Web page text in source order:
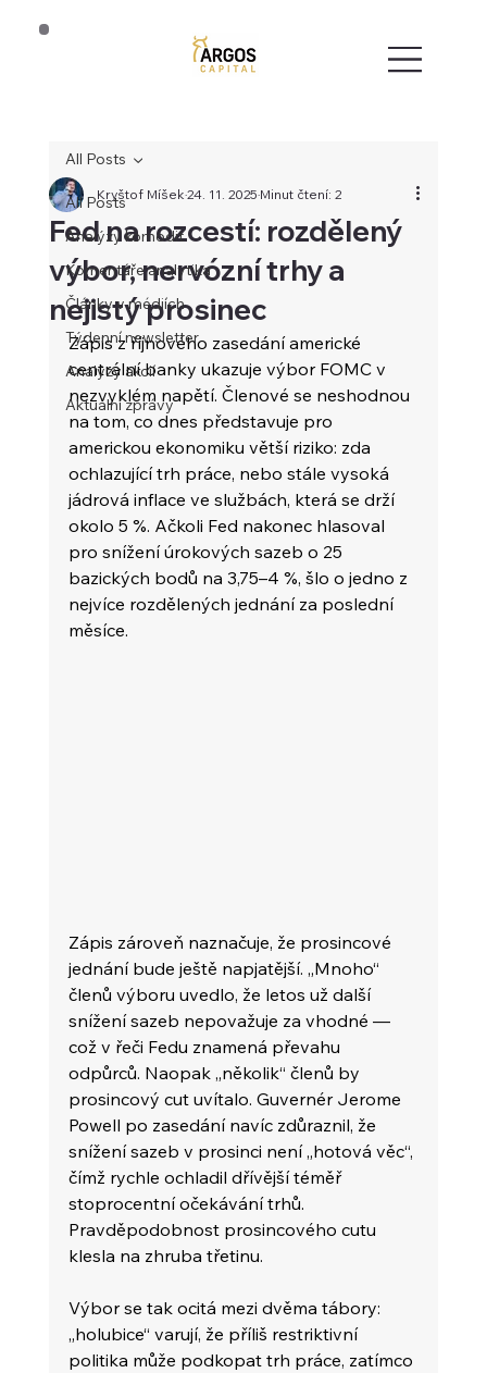
All Posts
Analýzy komodit
Komentáře analytika
Články v médiích
Týdenní newsletter
Analýzy akcií
Aktuální zprávy
All Posts
Fed na rozcestí: rozdělený
výbor, nervózní trhy a
nejistý prosinec
Kryštof Míšek24. 11. 2025Minut čtení: 2
Zápis z říjnového zasedání americké
centrální banky ukazuje výbor FOMC v
nezvyklém napětí. Členové se neshodnou
na tom, co dnes představuje pro
americkou ekonomiku větší riziko: zda
ochlazující trh práce, nebo stále vysoká
jádrová inflace ve službách, která se drží
okolo 5 %. Ačkoli Fed nakonec hlasoval
pro snížení úrokových sazeb o 25
bazických bodů na 3,75–4 %, šlo o jedno z
nejvíce rozdělených jednání za poslední
měsíce.
Zápis zároveň naznačuje, že prosincové
jednání bude ještě napjatější. „Mnoho“
členů výboru uvedlo, že letos už další
snížení sazeb nepovažuje za vhodné —
což v řeči Fedu znamená převahu
odpůrců. Naopak „několik“ členů by
prosincový cut uvítalo. Guvernér Jerome
Powell po zasedání navíc zdůraznil, že
snížení sazeb v prosinci není „hotová věc“,
čímž rychle ochladil dřívější téměř
stoprocentní očekávání trhů.
Pravděpodobnost prosincového cutu
klesla na zhruba třetinu.
Výbor se tak ocitá mezi dvěma tábory:
„holubice“ varují, že příliš restriktivní
politika může podkopat trh práce, zatímco